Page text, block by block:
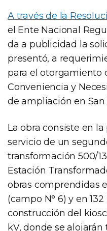
A través de la
el Ente Nacional
da a publicidad la
presentó, a
para el otorgamiento
Conveniencia y
de ampliación en San
La obra consiste en
servicio de un
transformación 500/
Estación
obras comprendidas
(campo N° 6) y en
construcción del
kV, donde se